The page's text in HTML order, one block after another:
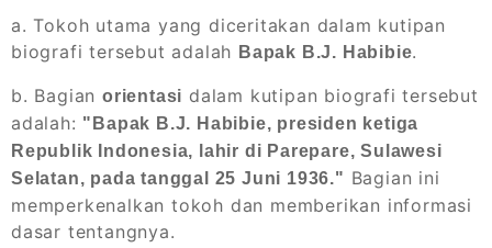
a. Tokoh utama yang diceritakan dalam kutipan
biografi tersebut adalah Bapak B.J. Habibie.
b. Bagian orientasi dalam kutipan biografi tersebut
adalah: "Bapak B.J. Habibie, presiden ketiga
Republik Indonesia, lahir di Parepare, Sulawesi
Selatan, pada tanggal 25 Juni 1936." Bagian ini
memperkenalkan tokoh dan memberikan informasi
dasar tentangnya.